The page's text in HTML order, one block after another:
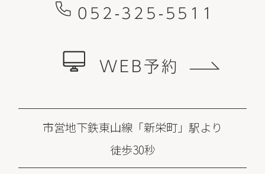
052-325-5511
WEB予約
市営地下鉄東山線「新栄町」駅より
徒歩30秒